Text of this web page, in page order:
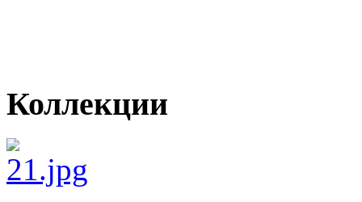
Коллекции